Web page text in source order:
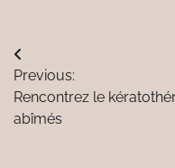
Navigation
de
l’article
Previous:
Rencontrez le
abîmés